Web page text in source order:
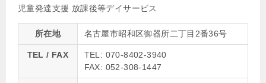
児童発達支援 放課後等デイサービス
所在地 名古屋市昭和区御器所二丁目2番36号
TEL / FAX
TEL: 070-8402-3940
FAX: 052-308-1447